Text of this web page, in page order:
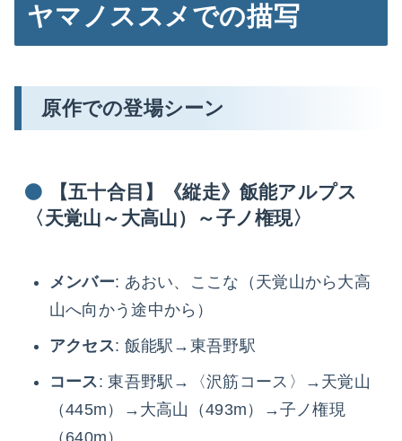
ヤマノススメでの描写
原作での登場シーン
【五十合目】《縦走》飯能アルプス
〈天覚山～大高山）～子ノ権現〉
メンバー: あおい、ここな（天覚山から大高
山へ向かう途中から）
アクセス: 飯能駅→東吾野駅
コース : 東吾野駅→〈沢筋コース〉→天覚山
（445m）→大高山（493m）→子ノ権現
（640m）